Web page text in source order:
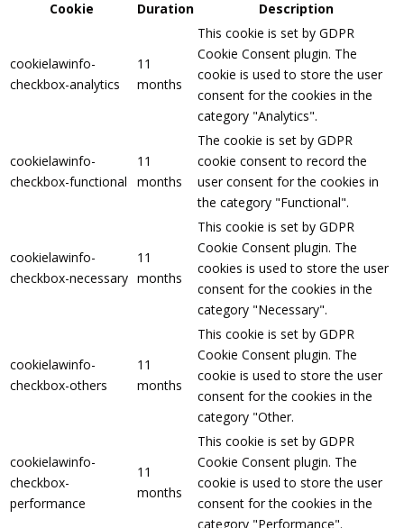
Cookie Duration Description
cookielawinfo-
checkbox-analytics
11
months
This cookie is set by GDPR
Cookie Consent plugin. The
cookie is used to store the user
consent for the cookies in the
category "Analytics".
cookielawinfo-
checkbox-functional
11
months
The cookie is set by GDPR
cookie consent to record the
user consent for the cookies in
the category "Functional".
cookielawinfo-
checkbox-necessary
11
months
This cookie is set by GDPR
Cookie Consent plugin. The
cookies is used to store the user
consent for the cookies in the
category "Necessary".
cookielawinfo-
checkbox-others
11
months
This cookie is set by GDPR
Cookie Consent plugin. The
cookie is used to store the user
consent for the cookies in the
category "Other.
cookielawinfo-
checkbox-
performance
11
months
This cookie is set by GDPR
Cookie Consent plugin. The
cookie is used to store the user
consent for the cookies in the
category "Performance".